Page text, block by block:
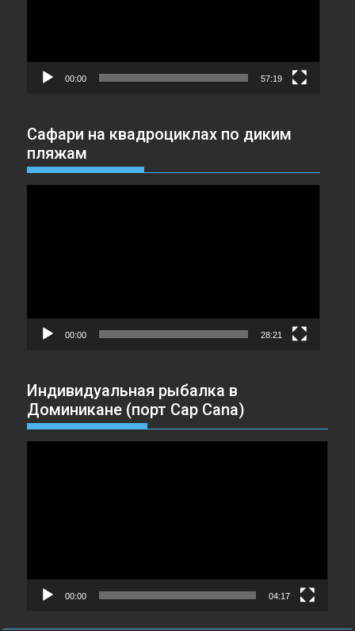
00:00 57:19
Сафари на квадроциклах по диким
пляжам
00:00 28:21
Индивидуальная рыбалка в
Доминикане (порт Cap Cana)
00:00 04:17